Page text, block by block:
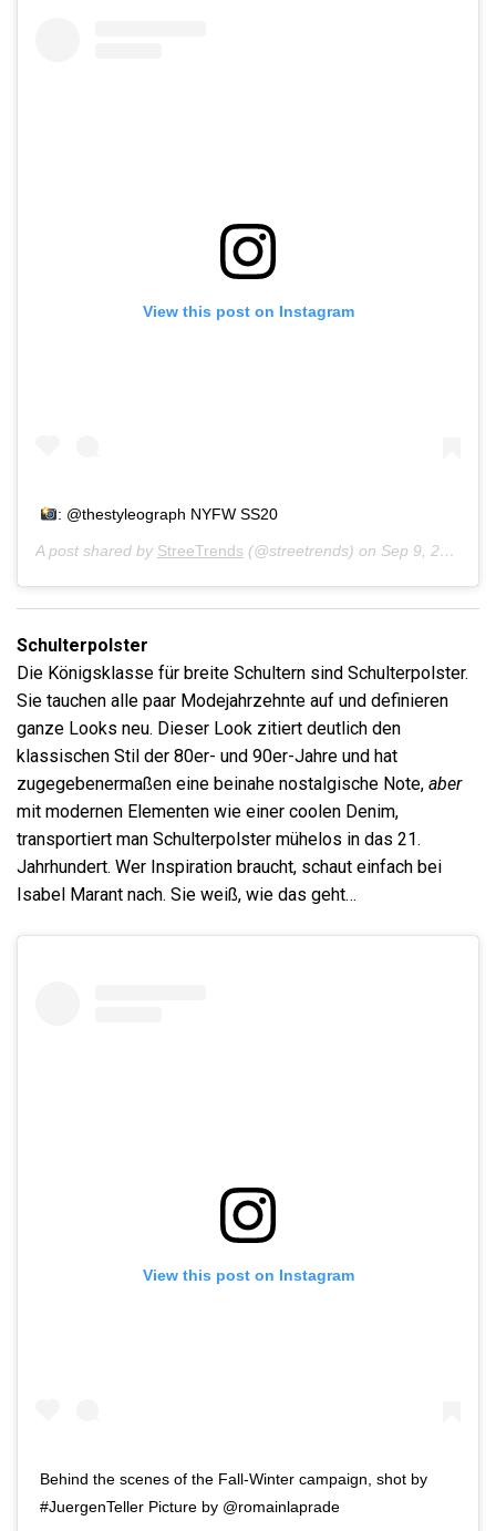
View this post on Instagram
: @thestyleograph NYFW SS20
A post shared by StreeTrends (@streetrends) on Sep 9, 2019 at 11:41pm PDT
Schulterpolster
Die Königsklasse für breite Schultern sind Schulterpolster.
Sie tauchen alle paar Modejahrzehnte auf und definieren
ganze Looks neu. Dieser Look zitiert deutlich den
klassischen Stil der 80er- und 90er-Jahre und hat
zugegebenermaßen eine beinahe nostalgische Note, aber
mit modernen Elementen wie einer coolen Denim,
transportiert man Schulterpolster mühelos in das 21.
Jahrhundert. Wer Inspiration braucht, schaut einfach bei
Isabel Marant nach. Sie weiß, wie das geht…
View this post on Instagram
Behind the scenes of the Fall-Winter campaign, shot by
#JuergenTeller Picture by @romainlaprade